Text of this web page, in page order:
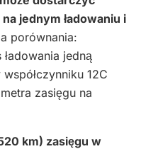
jednym ładowaniu i
porównania:
jedną
12C
zasięgu na
km) zasięgu w